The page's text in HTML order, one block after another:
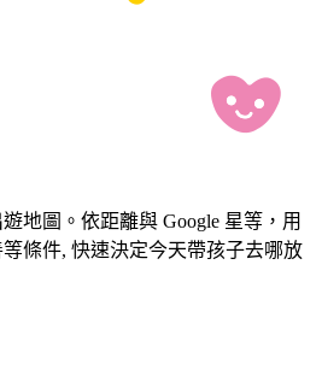
地圖。依距離與 Google 星等，用
條件, 快速決定今天帶孩子去哪放